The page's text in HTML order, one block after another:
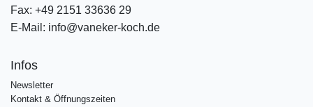
Fax: +49 2151 33636 29
E-Mail: info@vaneker-koch.de
Infos
Newsletter
Kontakt & Öffnungszeiten